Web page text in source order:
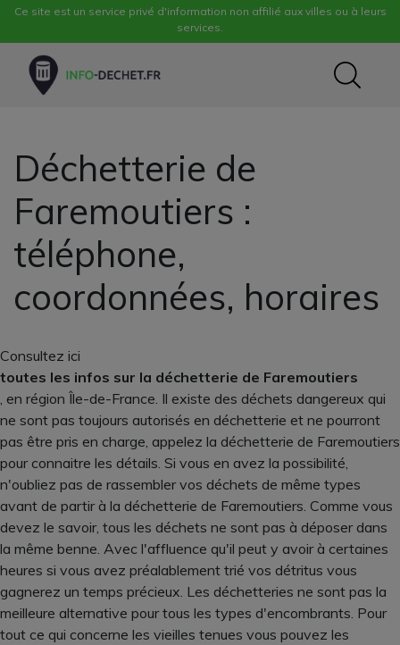
Ce site est un service privé d'information non affilié aux villes ou à leurs
services.
Déchetterie de
Faremoutiers :
téléphone,
coordonnées, horaires
Consultez ici
toutes les infos sur la déchetterie de Faremoutiers
, en région Île-de-France. Il existe des déchets dangereux qui
ne sont pas toujours autorisés en déchetterie et ne pourront
pas être pris en charge, appelez la déchetterie de Faremoutiers
pour connaitre les détails. Si vous en avez la possibilité,
n'oubliez pas de rassembler vos déchets de même types
avant de partir à la déchetterie de Faremoutiers. Comme vous
devez le savoir, tous les déchets ne sont pas à déposer dans
la même benne. Avec l'affluence qu'il peut y avoir à certaines
heures si vous avez préalablement trié vos détritus vous
gagnerez un temps précieux. Les déchetteries ne sont pas la
meilleure alternative pour tous les types d'encombrants. Pour
tout ce qui concerne les vieilles tenues vous pouvez les